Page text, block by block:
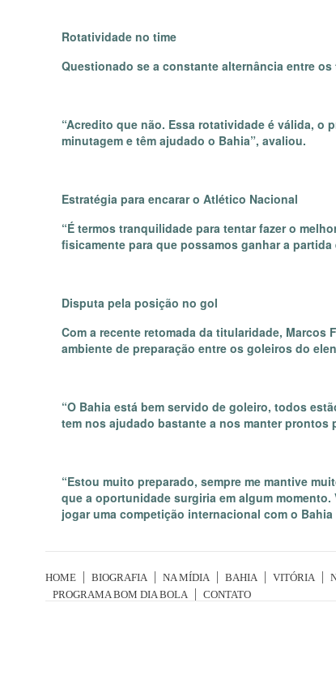
Rotatividade no time
Questionado se a constante alternância entre
“Acredito que não. Essa rotatividade é válida, o
minutagem e têm ajudado o Bahia”, avaliou.
Estratégia para encarar o Atlético Nacional
“É termos tranquilidade para tentar fazer o
fisicamente para que possamos ganhar a
Disputa pela posição no gol
Com a recente retomada da titularidade,
ambiente de preparação entre os goleiros do
“O Bahia está bem servido de goleiro, todos
tem nos ajudado bastante a nos manter
“Estou muito preparado, sempre me mantive
que a oportunidade surgiria em algum
jogar uma competição internacional com o
HOME BIOGRAFIA NA MÍDIA BAHIA VITÓRIA
PROGRAMA BOM DIA BOLA
CONTATO